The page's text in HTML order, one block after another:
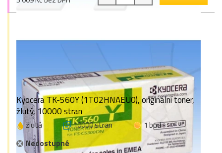
Kyocera TK-560Y (1T02HNAEU0), originální toner,
žlutý, 10000 stran
žlutá 10000 stran
1 bod
Nedostupné